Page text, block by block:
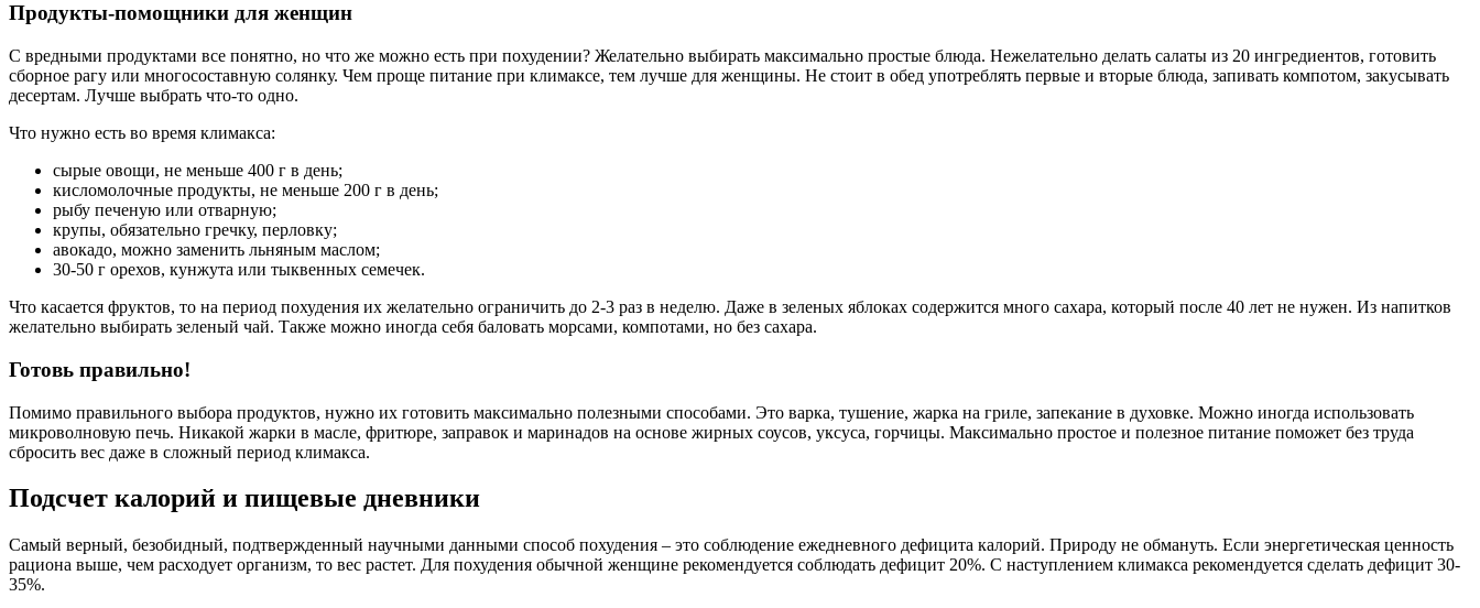
Продукты-помощники для женщин
С вредными продуктами все понятно, но что же можно есть при похудении? Желательно выбирать максимально простые блюда. Нежелательно делать салаты из 20 ингредиентов, готовить
сборное рагу или многосоставную солянку. Чем проще питание при климаксе, тем лучше для женщины. Не стоит в обед употреблять первые и вторые блюда, запивать компотом, закусывать
десертам. Лучше выбрать что-то одно.
Что нужно есть во время климакса:
сырые овощи, не меньше 400 г в день;
кисломолочные продукты, не меньше 200 г в день;
рыбу печеную или отварную;
крупы, обязательно гречку, перловку;
авокадо, можно заменить льняным маслом;
30-50 г орехов, кунжута или тыквенных семечек.
Что касается фруктов, то на период похудения их желательно ограничить до 2-3 раз в неделю. Даже в зеленых яблоках содержится много сахара, который после 40 лет не нужен. Из напитков
желательно выбирать зеленый чай. Также можно иногда себя баловать морсами, компотами, но без сахара.
Готовь правильно!
Помимо правильного выбора продуктов, нужно их готовить максимально полезными способами. Это варка, тушение, жарка на гриле, запекание в духовке. Можно иногда использовать
микроволновую печь. Никакой жарки в масле, фритюре, заправок и маринадов на основе жирных соусов, уксуса, горчицы. Максимально простое и полезное питание поможет без труда
сбросить вес даже в сложный период климакса.
Подсчет калорий и пищевые дневники
Самый верный, безобидный, подтвержденный научными данными способ похудения – это соблюдение ежедневного дефицита калорий. Природу не обмануть. Если энергетическая ценность
рациона выше, чем расходует организм, то вес растет. Для похудения обычной женщине рекомендуется соблюдать дефицит 20%. С наступлением климакса рекомендуется сделать дефицит 30-
35%.